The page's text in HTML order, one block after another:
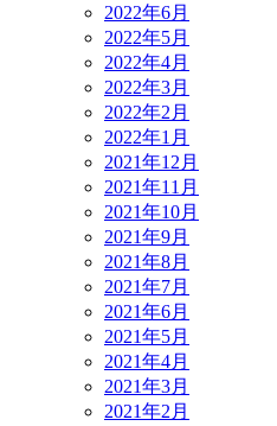
2022年6月
2022年5月
2022年4月
2022年3月
2022年2月
2022年1月
2021年12月
2021年11月
2021年10月
2021年9月
2021年8月
2021年7月
2021年6月
2021年5月
2021年4月
2021年3月
2021年2月